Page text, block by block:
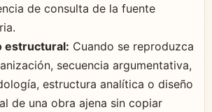
de consulta de la fuente
estructural: Cuando se reproduzca
secuencia argumentativa,
estructura analítica o diseño
de una obra ajena sin copiar